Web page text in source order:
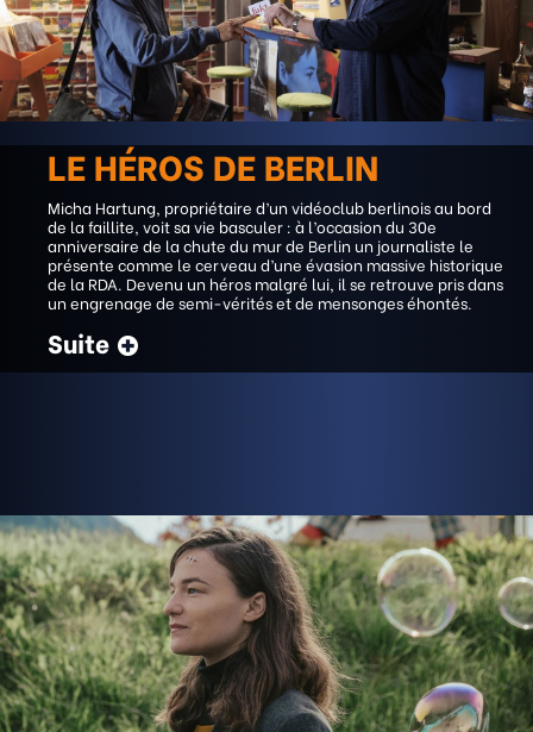
LE HÉROS DE BERLIN
Micha Hartung, propriétaire d’un vidéoclub berlinois au bord
de la faillite, voit sa vie basculer : à l’occasion du 30e
anniversaire de la chute du mur de Berlin un journaliste le
présente comme le cerveau d’une évasion massive historique
de la RDA. Devenu un héros malgré lui, il se retrouve pris dans
un engrenage de semi-vérités et de mensonges éhontés.
Suite